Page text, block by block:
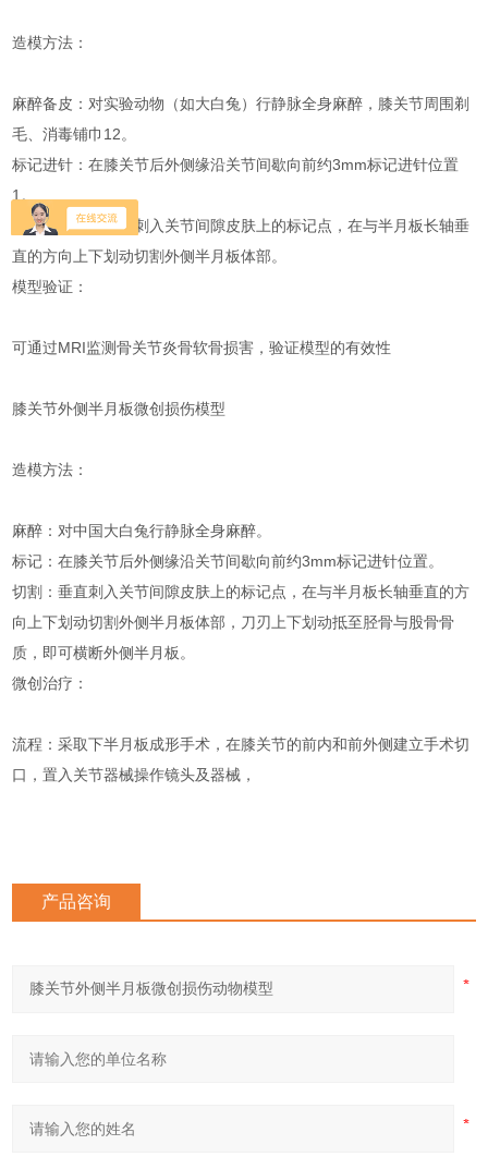
‌造模方法‌：
麻醉备皮：对实验动物（如大白兔）行静脉全身麻醉，膝关节周围剃
毛、消毒铺巾‌12。
标记进针：在膝关节后外侧缘沿关节间歇向前约3mm标记进针位置‌
1。
切割半月板：垂直刺入关节间隙皮肤上的标记点，在与半月板长轴垂
直的方向上下划动切割外侧半月板体部‌。
‌模型验证‌：
可通过MRI监测骨关节炎骨软骨损害，验证模型的有效性‌
膝关节外侧半月板微创损伤模型‌
‌造模方法‌：
麻醉：对中国大白兔行静脉全身麻醉。
标记：在膝关节后外侧缘沿关节间歇向前约3mm标记进针位置。
切割：垂直刺入关节间隙皮肤上的标记点，在与半月板长轴垂直的方
向上下划动切割外侧半月板体部，刀刃上下划动抵至胫骨与股骨骨
质，即可横断外侧半月板‌。
‌微创治疗‌：
流程：采取下半月板成形手术，在膝关节的前内和前外侧建立手术切
口，置入关节器械操作镜头及器械，
产品咨询